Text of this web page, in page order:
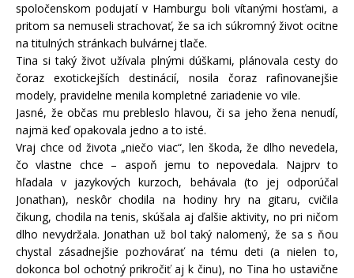
spoločenskom podujatí v Hamburgu boli vítanými hosťami, a
pritom sa nemuseli strachovať, že sa ich súkromný život ocitne
na titulných stránkach bulvárnej tlače.
Tina si taký život užívala plnými dúškami, plánovala cesty do
čoraz exotickejších destinácií, nosila čoraz rafinovanejšie
modely, pravidelne menila kompletné zariadenie vo vile.
Jasné, že občas mu prebleslo hlavou, či sa jeho žena nenudí,
najmä keď opakovala jedno a to isté.
Vraj chce od života „niečo viac“, len škoda, že dlho nevedela,
čo vlastne chce – aspoň jemu to nepovedala. Najprv to
hľadala v jazykových kurzoch, behávala (to jej odporúčal
Jonathan), neskôr chodila na hodiny hry na gitaru, cvičila
čikung, chodila na tenis, skúšala aj ďalšie aktivity, no pri ničom
dlho nevydržala. Jonathan už bol taký nalomený, že sa s ňou
chystal zásadnejšie pozhovárať na tému deti (a nielen to,
dokonca bol ochotný prikročiť aj k činu), no Tina ho ustavične